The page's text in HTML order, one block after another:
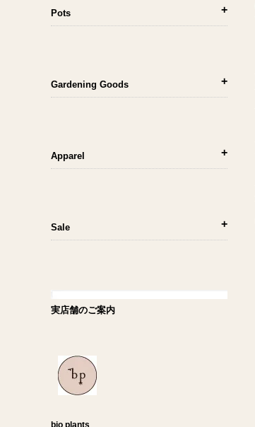
Pots
Gardening Goods
Apparel
Sale
実店舗のご案内
bio plants